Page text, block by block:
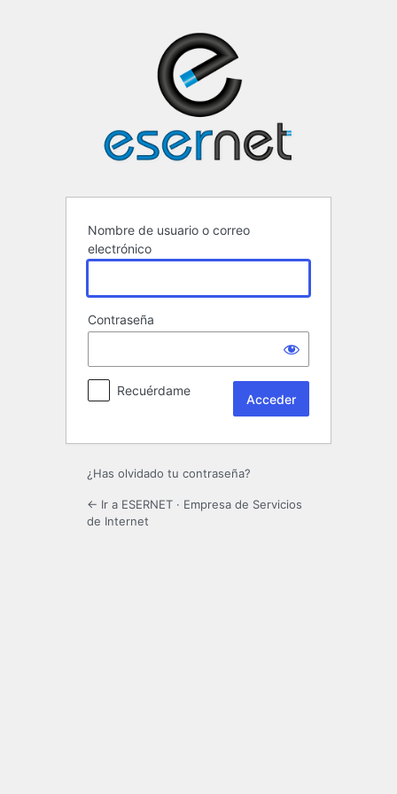
Nombre de usuario o correo
electrónico
Contraseña
Recuérdame
¿Has olvidado tu contraseña?
← Ir a ESERNET · Empresa de Servicios
de Internet